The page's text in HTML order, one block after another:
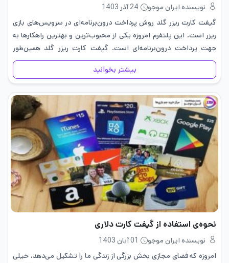
نویسنده ایران موجو
24 آذر 1403
گیفت ‌کارت ریزر گلد روش پرداخت درون‌برنامه‌ای در سرویس‌های بازی
ریزر است. این پلتفرم امروزه یکی از محبوب‌ترین و بهترین راهکارها به
جهت پرداخت درون‌برنامه‌ای است. گیفت کارت ریزر گلد همین‌طور
امکان خرید سخت‌افزارهای این شرکت را نیز به شما…
بیشتر بخوانید
نحوه‌ی استفاده از گیفت کارت دلاری
نویسنده ایران موجو
01 آبان 1403
امروزه که فضای مجازی‌ بخش بزرگی از زندگی ما را تشکیل می‌دهد، خیلی